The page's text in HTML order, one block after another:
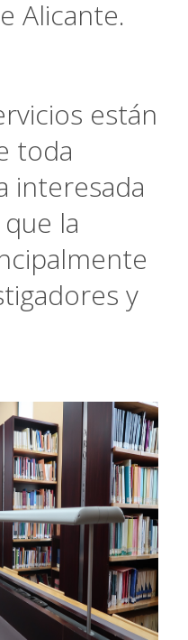
Alicante.
están
toda
interesada
la
y